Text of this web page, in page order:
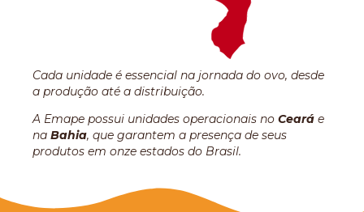
Cada unidade é essencial na jornada do ovo, desde
a produção até a distribuição.
A Emape possui unidades operacionais no Ceará e
na Bahia, que garantem a presença de seus
produtos em onze estados do Brasil.